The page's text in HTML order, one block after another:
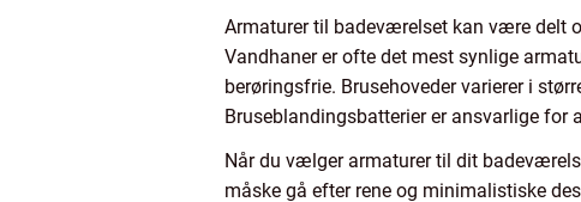
Armaturer til badeværelset kan være delt
Vandhaner er ofte det mest synlige
berøringsfrie. Brusehoveder varierer i
Bruseblandingsbatterier er ansvarlige for
Når du vælger armaturer til dit
måske gå efter rene og minimalistiske